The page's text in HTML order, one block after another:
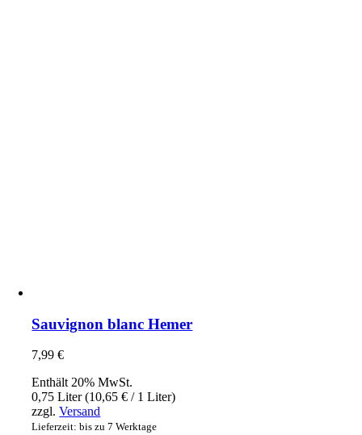
Sauvignon blanc Hemer
7,99€
Enthält 20% MwSt.
0,75 Liter (10,65€ / 1 Liter)
zzgl.Versand
Lieferzeit: bis zu 7 Werktage